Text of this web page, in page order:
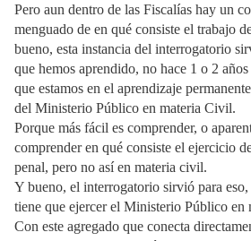
Pero aun dentro de las Fiscalías hay un
menguado de en qué consiste el trabajo
bueno, esta instancia del interrogatorio
que hemos aprendido, no hace 1 o 2
que estamos en el aprendizaje
del Ministerio Público en materia Civil.
Porque más fácil es comprender, o
comprender en qué consiste el ejercicio
penal, pero no así en materia civil.
Y bueno, el interrogatorio sirvió para
tiene que ejercer el Ministerio Público en
Con este agregado que conecta